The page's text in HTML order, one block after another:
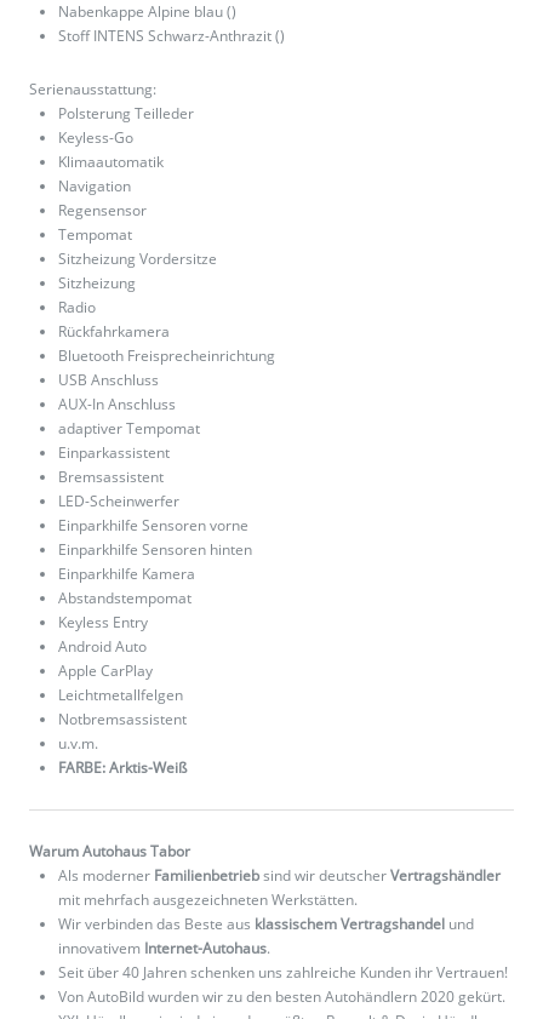
Nabenkappe Alpine blau ()
Stoff INTENS Schwarz-Anthrazit ()
Serienausstattung:
Polsterung Teilleder
Keyless-Go
Klimaautomatik
Navigation
Regensensor
Tempomat
Sitzheizung Vordersitze
Sitzheizung
Radio
Rückfahrkamera
Bluetooth Freisprecheinrichtung
USB Anschluss
AUX-In Anschluss
adaptiver Tempomat
Einparkassistent
Bremsassistent
LED-Scheinwerfer
Einparkhilfe Sensoren vorne
Einparkhilfe Sensoren hinten
Einparkhilfe Kamera
Abstandstempomat
Keyless Entry
Android Auto
Apple CarPlay
Leichtmetallfelgen
Notbremsassistent
u.v.m.
FARBE: Arktis-Weiß
Warum Autohaus Tabor
Als moderner Familienbetriebsind wir deutscherVertragshändler
mit mehrfach ausgezeichneten Werkstätten.
Wir verbinden das Beste aus klassischem Vertragshandel und
innovativem Internet-Autohaus.
Seit über 40 Jahren schenken uns zahlreiche Kunden ihr Vertrauen!
Von AutoBild wurden wir zu den besten Autohändlern 2020 gekürt.